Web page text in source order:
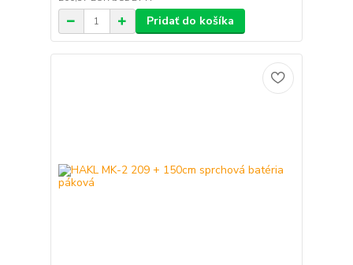
Pridať do košíka